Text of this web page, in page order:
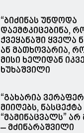
“ბიძინას უნდოდა
დაემტკიცებინა,
ქვეყანაში ყველა
ან მათხოვარია,
მისი ხელიდან
ხუხაშვილი
“გახარია
მიიღებს, ნასცექტა
“მამინაცვალს” არ
– მძინარაშვილი